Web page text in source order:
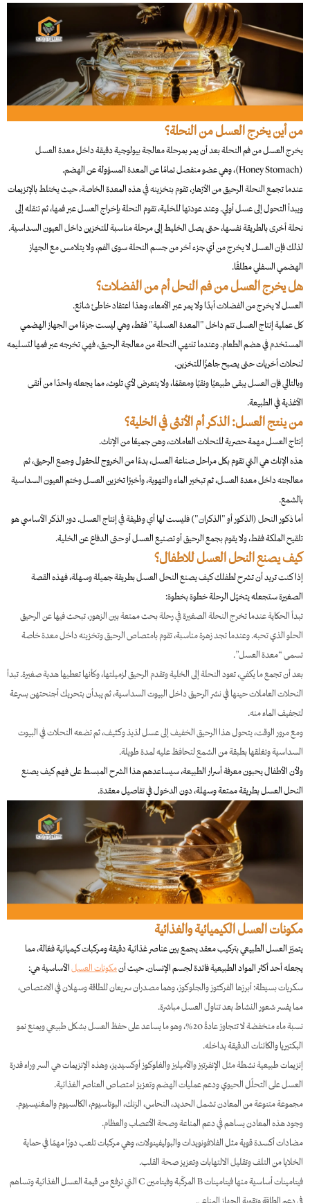
من أين يخرج العسل من النحلة؟
يخرج العسل من فم النحلة بعد أن يمر بمرحلة معالجة بيولوجية دقيقة داخل معدة العسل
(Honey Stomach)، وهي عضو منفصل تمامًا عن المعدة المسؤولة عن الهضم.
عندما تجمع النحلة الرحيق من الأزهار، تقوم بتخزينه في هذه المعدة الخاصة، حيث يختلط بالإنزيمات
ويبدأ التحول إلى عسل أولي. وعند عودتها للخلية، تقوم النحلة بإخراج العسل عبر فمها، ثم تنقله إلى
نحلة أخرى بالطريقة نفسها، حتى يصل الخليط إلى مرحلة مناسبة للتخزين داخل العيون السداسية.
لذلك فإن العسل لا يخرج من أي جزء آخر من جسم النحلة سوى الفم، ولا يتلامس مع الجهاز
الهضمي السفلي مطلقًا.
هل يخرج العسل من فم النحل أم من الفضلات؟
العسل لا يخرج من الفضلات أبدًا ولا يمر عبر الأمعاء، وهذا اعتقاد خاطئ شائع.
كل عملية إنتاج العسل تتم داخل "المعدة العسلية" فقط، وهي ليست جزءًا من الجهاز الهضمي
المستخدم في هضم الطعام. وعندما تنتهي النحلة من معالجة الرحيق، فهي تخرجه عبر فمها لتسليمه
لنحلات أخريات حتى يصبح جاهزًا للتخزين.
وبالتالي فإن العسل يبقى طبيعيًا ونقيًا ومعقمًا، ولا يتعرض لأي تلوث، مما يجعله واحدًا من أنقى
الأغذية في الطبيعة.
من ينتج العسل: الذكر أم الأنثى في الخلية؟
إنتاج العسل مهمة حصرية للنحلات العاملات، وهن جميعًا من الإناث.
هذه الإناث هي التي تقوم بكل مراحل صناعة العسل، بدءًا من الخروج للحقول وجمع الرحيق، ثم
معالجته داخل معدة العسل، ثم تبخير الماء والتهوية، وأخيرًا تخزين العسل وختم العيون السداسية
بالشمع.
أما ذكور النحل (الذكور أو "الذكران") فليست لها أي وظيفة في إنتاج العسل. دور الذكر الأساسي هو
تلقيح الملكة فقط، ولا يقوم بجمع الرحيق أو تصنيع العسل أو حتى الدفاع عن الخلية.
كيف يصنع النحل العسل للاطفال؟
إذا كنت تريد أن تشرح لطفلك كيف يصنع النحل العسل بطريقة جميلة وسهلة، فهذه القصة
الصغيرة ستجعله يتخيّل الرحلة خطوة بخطوة:
تبدأ الحكاية عندما تخرج النحلة الصغيرة في رحلة بحث ممتعة بين الزهور، تبحث فيها عن الرحيق
الحلو الذي تحبه. وعندما تجد زهرة مناسبة، تقوم بامتصاص الرحيق وتخزينه داخل معدة خاصة
تسمى “معدة العسل”.
بعد أن تجمع ما يكفي، تعود النحلة إلى الخلية وتقدم الرحيق لزميلتها، وكأنها تعطيها هدية صغيرة. تبدأ
النحلات العاملات حينها في نشر الرحيق داخل البيوت السداسية، ثم يبدأن بتحريك أجنحتهن بسرعة
لتجفيف الماء منه.
ومع مرور الوقت، يتحول هذا الرحيق الخفيف إلى عسل لذيذ وكثيف، ثم تضعه النحلات في البيوت
السداسية وتغلقها بطبقة من الشمع لتحافظ عليه لمدة طويلة.
ولأن الأطفال يحبون معرفة أسرار الطبيعة، سيساعدهم هذا الشرح المبسط على فهم كيف يصنع
النحل العسل بطريقة ممتعة وسهلة، دون الدخول في تفاصيل معقدة.
مكونات العسل الكيميائية والغذائية
يتميّز العسل الطبيعي بتركيب معقد يجمع بين عناصر غذائية دقيقة ومركبات كيميائية فعّالة، مما
يجعله أحد أكثر المواد الطبيعية فائدة لجسم الإنسان. حيث أنمكونات العسلالأساسية هي:
سكريات بسيطة: أبرزها الفركتوز والجلوكوز، وهما مصدران سريعان للطاقة وسهلان في الامتصاص،
مما يفسر شعور النشاط بعد تناول العسل مباشرة.
نسبة ماء منخفضة لا تتجاوز عادةً 20%، وهو ما يساعد على حفظ العسل بشكل طبيعي ويمنع نمو
البكتيريا والكائنات الدقيقة بداخله.
إنزيمات طبيعية نشطة مثل الإنفرتيز والأميليز والغلوكوز أوكسيديز، وهذه الإنزيمات هي السر وراء قدرة
العسل على التحلّل الحيوي ودعم عمليات الهضم وتعزيز امتصاص العناصر الغذائية.
مجموعة متنوعة من المعادن تشمل الحديد، النحاس، الزنك، البوتاسيوم، الكالسيوم والمغنيسيوم.
وجود هذه المعادن يساهم في دعم المناعة وصحة الأعصاب والعظام.
مضادات أكسدة قوية مثل الفلافونويدات والبوليفينولات، وهي مركبات تلعب دورًا مهمًا في حماية
الخلايا من التلف وتقليل الالتهابات وتعزيز صحة القلب.
فيتامينات أساسية منها فيتامينات B المركّبة وفيتامين C التي ترفع من قيمة العسل الغذائية وتساهم
في دعم الطاقة وتقوية الجهاز المناعي.